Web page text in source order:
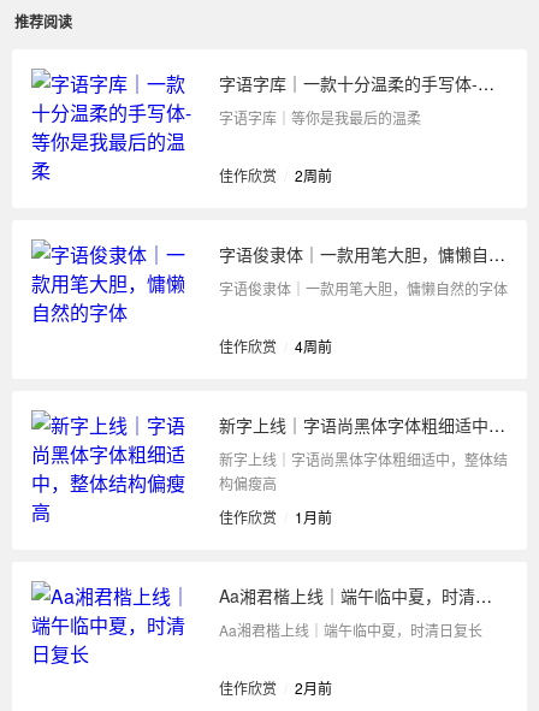
推荐阅读
字语字库｜一款十分温柔的手写体-等你是我最后的温柔
字语字库｜等你是我最后的温柔
佳作欣赏 2周前
字语俊隶体｜一款用笔大胆，慵懒自然的字体
字语俊隶体｜一款用笔大胆，慵懒自然的字体
佳作欣赏 4周前
新字上线｜字语尚黑体字体粗细适中，整体结构偏瘦高
新字上线｜字语尚黑体字体粗细适中，整体结
构偏瘦高
佳作欣赏
1月前
Aa湘君楷上线｜端午临中夏，时清日复长
Aa湘君楷上线｜端午临中夏，时清日复长
佳作欣赏 2月前